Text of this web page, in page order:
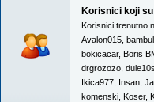
Korisnici koji
Korisnici trenutno
Avalon015
bokicacar, Boris
drgrozozo
Ikica977 Insan
komenski Koser,